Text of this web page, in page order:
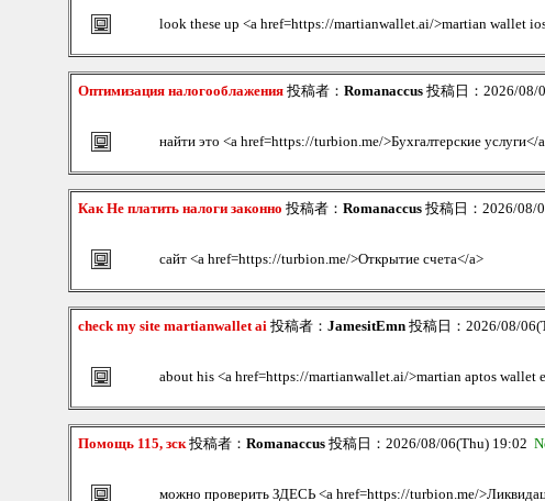
look these up <a href=https://martianwallet.ai/>martian wallet
Оптимизация налогооблажения投稿者： Romanaccus投稿日：2026/08/
найти это <a href=https://turbion.me/>Бухгалтерские услуги</
Как Не платить налоги законно 投稿者： Romanaccus投稿日：2026/08/
сайт <a href=https://turbion.me/>Открытие счета</a>
check my site martianwallet ai投稿者： JamesitEmn投稿日：2026/08/
about his <a href=https://martianwallet.ai/>martian aptos wallet
Помощь 115, зск投稿者： Romanaccus投稿日：2026/08/06(Thu) 19:02
можно проверить ЗДЕСЬ <a href=https://turbion.me/